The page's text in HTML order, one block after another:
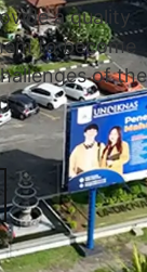
a quality
to become
of the